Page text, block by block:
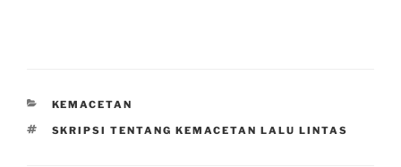
CATEGORIES
KEMACETAN
TAGS
SKRIPSI TENTANG KEMACETAN LALU LINTAS